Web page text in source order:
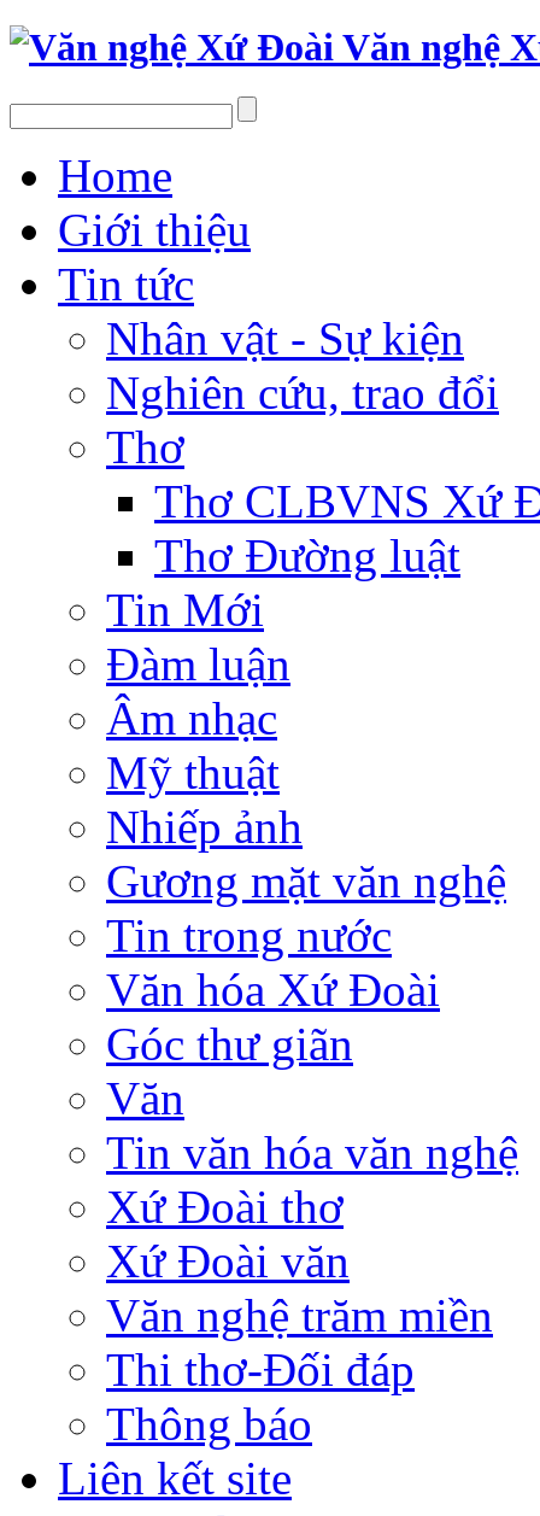
Văn nghệ
Home
Giới thiệu
Tin tức
Nhân vật - Sự kiện
Nghiên cứu, trao đổi
Thơ
Thơ CLBVNS Xứ
Thơ Đường luật
Tin Mới
Đàm luận
Âm nhạc
Mỹ thuật
Nhiếp ảnh
Gương mặt văn nghệ
Tin trong nước
Văn hóa Xứ Đoài
Góc thư giãn
Văn
Tin văn hóa văn nghệ
Xứ Đoài thơ
Xứ Đoài văn
Văn nghệ trăm miền
Thi thơ-Đối đáp
Thông báo
Liên kết site